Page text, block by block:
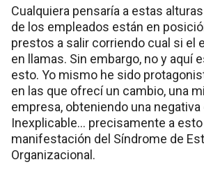
Cualquiera pensaría a estas
de los empleados están en
prestos a salir corriendo cual si el
en llamas. Sin embargo, no y aquí
esto. Yo mismo he sido
en las que ofrecí un cambio, una
empresa, obteniendo una
Inexplicable… precisamente a esto
manifestación del Síndrome de
Organizacional.